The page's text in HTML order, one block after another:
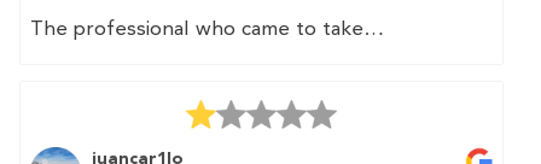
The professional who came to take
which he appreciated as it made his job easier.
juancar1lo